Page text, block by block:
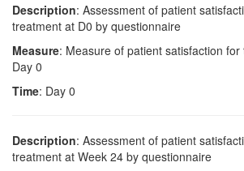
Description: Assessment of patient
treatment at D0 by questionnaire
Measure: Measure of patient satisfaction
Day 0
Time: Day 0
Description: Assessment of patient
treatment at Week 24 by questionnaire